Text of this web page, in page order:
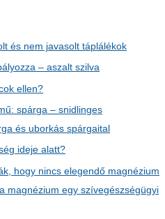
és nem javasolt táplálékok
– aszalt szilva
ellen?
spárga – snidlinges
és uborkás spárgaital
ideje alatt?
hogy nincs elegendő magnézium
magnézium egy szívegészségügyi